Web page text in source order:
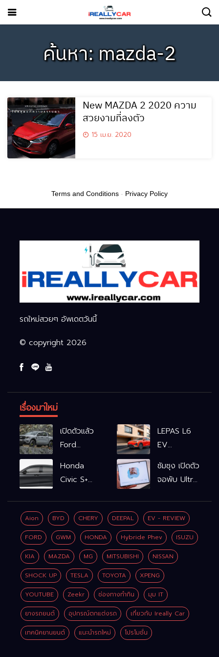
ค้นหา: mazda-2
New MAZDA 2 2020 ความ
สวยงามที่ลงตัว
15 เม.ย. 2020
Terms and Conditions - Privacy Policy
รถใหม่สวยๆ อัพเดตวันนี้
© copyright 2026
เรื่องมาใหม่
เปิดตัวแล้ว
Ford
WOLFTRAK
LEPAS L6
EV
L6 EV
Comfort
FWD
769,900
บาท L6 EV
Premium
FWD
799,900
บาท
Honda
Civic S+
จำลองเกียร์
เพิ่ม 2 หมื่น
บาท
ซัมซุง เปิดตัว
จอพับ Ultra
เชื่อมมือถือ-
นาฬิกา-แว่น
อัจฉริยะ
Aion BYD CHERY DEEPAL EV - REVIEW
FORD GWM HONDA Hybride Phev ISUZU
KIA MAZDA MG MITSUBISHI NISSAN
SHOCK UP TESLA TOYOTA XPENG
YOUTUBE Zeekr ช่องทางทำกิน มุม IT
ยางรถยนต์ อุปกรณ์ตกแต่งรถ เกี่ยวกับ Ireally Car
เทคนิคยานยนต์ แนะนำรถใหม่ โปรโมชั่น